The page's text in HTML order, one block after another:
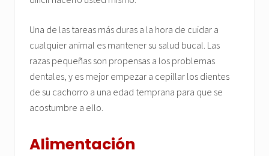
Una de las tareas más duras a la hora de cuidar a
cualquier animal es mantener su salud bucal. Las
razas pequeñas son propensas a los problemas
dentales, y es mejor empezar a cepillar los dientes
de su cachorro a una edad temprana para que se
acostumbre a ello.
Alimentación